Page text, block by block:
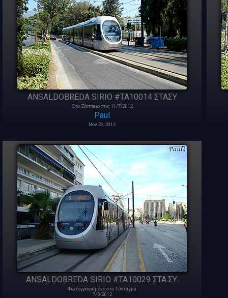
ANSALDOBREDA SIRIO #TA10014 ΣΤΑΣΥ
Στο Ζάππειο στις 11/7/2012
Paul
Nov 23, 2012
ANSALDOBREDA SIRIO #TA10029 ΣΤΑ.ΣΥ.
Φωτογραφημένο στο Σύνταγμα
7/5/2012